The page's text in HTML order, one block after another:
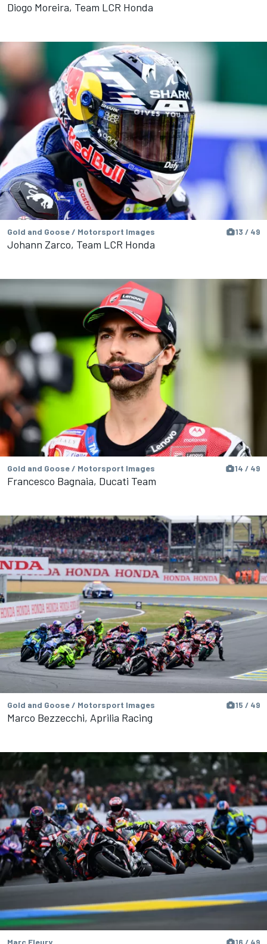
Diogo Moreira, Team LCR Honda
Gold and Goose / Motorsport Images 13 / 49
Johann Zarco, Team LCR Honda
Gold and Goose / Motorsport Images 14 / 49
Francesco Bagnaia, Ducati Team
Gold and Goose / Motorsport Images 15 / 49
Marco Bezzecchi, Aprilia Racing
Marc Fleury 16 / 49